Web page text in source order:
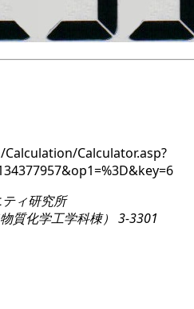
Calculator.asp?
ィ研究所
質化学工学科棟） 3-3301